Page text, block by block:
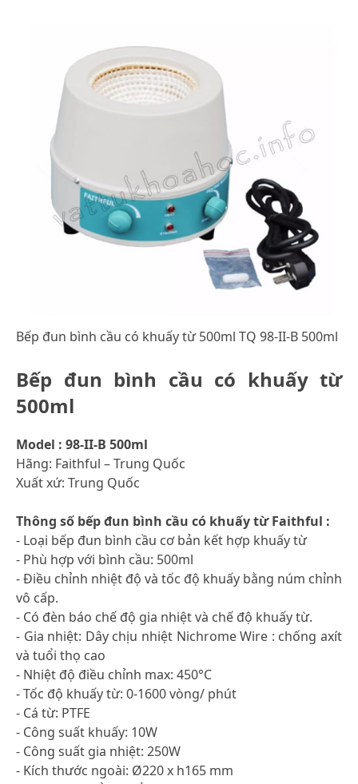
Bếp đun bình cầu có khuấy từ 500ml TQ 98-II-B 500ml
Bếp đun bình cầu có khuấy từ
500ml
Model : 98-II-B 500ml
Hãng: Faithful – Trung Quốc
Xuất xứ: Trung Quốc
Thông số bếp đun bình cầu có khuấy từ Faithful :
- Loại bếp đun bình cầu cơ bản kết hợp khuấy từ
- Phù hợp với bình cầu: 500ml
- Điều chỉnh nhiệt độ và tốc độ khuấy bằng núm chỉnh
vô cấp.
- Có đèn báo chế độ gia nhiệt và chế độ khuấy từ.
- Gia nhiệt: Dây chịu nhiệt Nichrome Wire : chống axít
và tuổi thọ cao
- Nhiệt độ điều chỉnh max: 450°C
- Tốc độ khuấy từ: 0-1600 vòng/ phút
- Cá từ: PTFE
- Công suất khuấy: 10W
- Công suất gia nhiệt: 250W
- Kích thước ngoài: Ø220 x h165 mm